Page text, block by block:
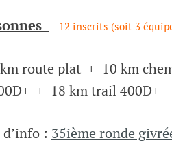
12 inscrits (soit 3
route plat + 10 km
+ 18 km trail 400D+
: 35ième ronde